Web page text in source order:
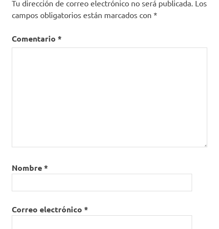
Tu dirección de correo electrónico no será publicada. Los
campos obligatorios están marcados con *
Comentario *
Nombre*
Correo electrónico *